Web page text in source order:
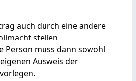
auch durch eine andere
stellen.
Person muss dann sowohl
Ausweis der